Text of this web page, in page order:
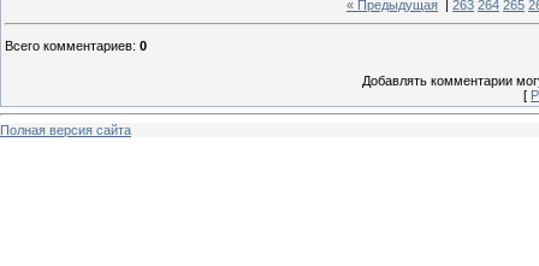
« Предыдущая 263 264 265
Всего комментариев: 0
Добавлять комментарии
[
Полная версия сайта